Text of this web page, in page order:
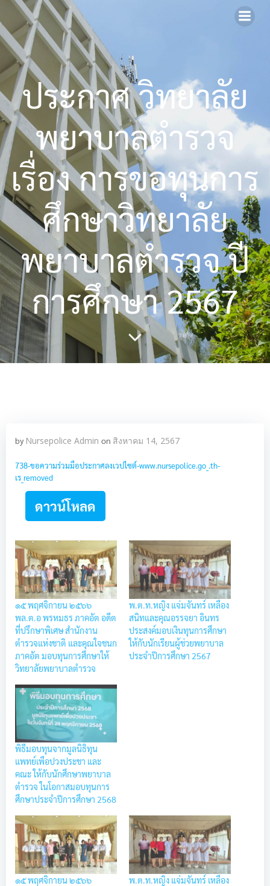
ประกาศ วิทยาลัย
พยาบาลตำรวจ
เรื่อง การขอทุนการ
ศึกษาวิทยาลัย
พยาบาลตำรวจ ปี
การศึกษา 2567
by Nursepolice Admin on สิงหาคม 14, 2567
738-ขอความร่วมมือประกาศลงเวปไซต์-www.nursepolice.go_.th-
เร_removed
ดาวน์โหลด
๑๕ พฤศจิกายน ๒๕๖๖
พล.ต.อ พรหมธร ภาคอัต อดีต
ที่ปรึกษาพิเศษ สำนักงาน
ตำรวจแห่งชาติ และคุณใจชนก
ภาคอัต มอบทุนการศึกษาให้
วิทยาลัยพยาบาลตำรวจ
พ.ต.ท.หญิง แจ่มจันทร์ เหลือง
สนิทและคุณอรรจยา อินทร
ประสงค์มอบเงินทุนการศึกษา
ให้กับนักเรียนผู้ช่วยพยาบาล
ประจำปีการศึกษา 2567
พิธีมอบทุนจากมูลนิธิทุน
แพทย์เพือปวงประชา และ
คณะ ให้กับนักศึกษาพยาบาล
ตำรวจ ในโอกาสมอบทุนการ
ศึกษาประจําปีการศึกษา 2568
๑๕ พฤศจิกายน ๒๕๖๖
พ.ต.ท.หญิง แจ่มจันทร์ เหลือง